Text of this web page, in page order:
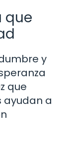
que
y
que
ayudan a